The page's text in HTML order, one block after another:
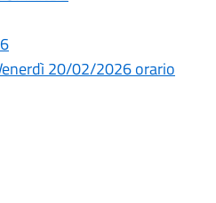
20/02/2026 orario